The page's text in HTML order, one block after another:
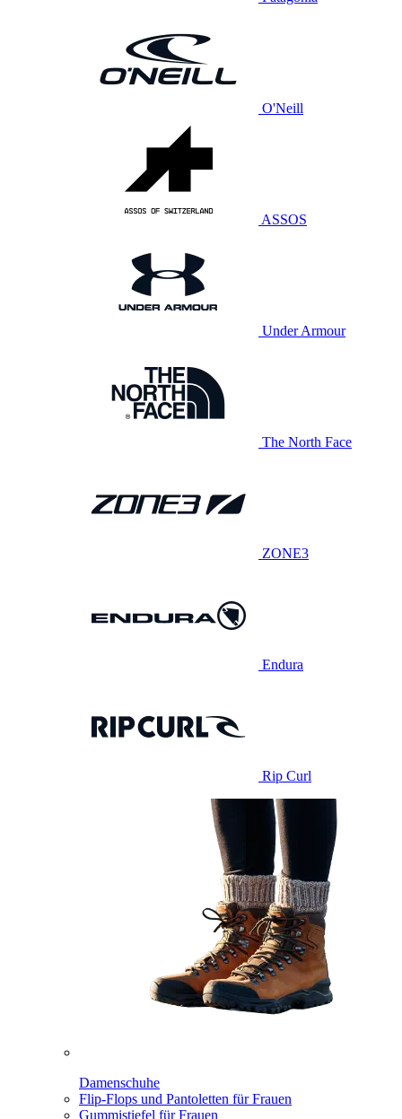
O'Neill
ASSOS
Under Armour
The North Face
ZONE3
Endura
Rip Curl
Damenschuhe
Flip-Flops und Pantoletten für Frauen
Gummistiefel für Frauen